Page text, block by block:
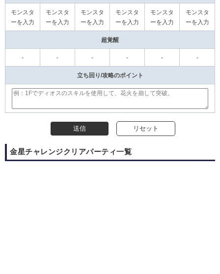
モンスタ
ーを入力
モンスタ
ーを入力
モンスタ
ーを入力
モンスタ
ーを入力
モンスタ
ーを入力
モンスタ
ーを入力
超覚醒
- - - - - -
立ち回り/攻略のポイント
送信 リセット
金星チャレンジクリアパーティ一覧